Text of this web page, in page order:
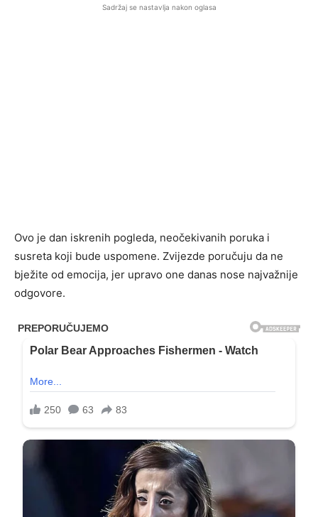
Sadržaj se nastavlja nakon oglasa
Ovo je dan iskrenih pogleda, neočekivanih poruka i
susreta koji bude uspomene. Zvijezde poručuju da ne
bježite od emocija, jer upravo one danas nose najvažnije
odgovore.